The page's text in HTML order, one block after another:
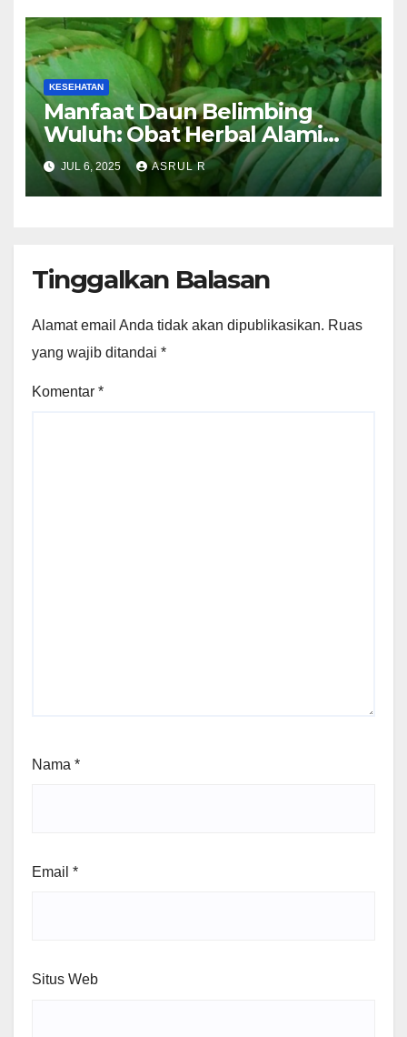
KESEHATAN
Manfaat Daun Belimbing
Wuluh: Obat Herbal Alami
yang Mulai Dilirik Masyarakat
Luar Negri
JUL 6, 2025 ASRUL R
Tinggalkan Balasan
Alamat email Anda tidak akan dipublikasikan. Ruas
yang wajib ditandai *
Komentar *
Nama *
Email *
Situs Web